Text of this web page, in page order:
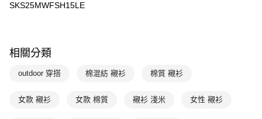
SKS25MWFSH15LE
相關分類
outdoor 穿搭 棉混紡 襯衫 棉質 襯衫
女款 襯衫 女款 棉質 襯衫 淺米 女性 襯衫